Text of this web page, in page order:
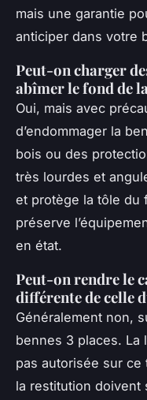
mais une garantie
anticiper dans votre
Peut-on charger
abîmer le fond de
Oui, mais avec
d’endommager la
bois ou des
très lourdes et
et protège la tôle du
préserve
en état.
Peut-on rendre le
différente de celle
Généralement non,
bennes 3 places. La
pas autorisée sur
la restitution doivent